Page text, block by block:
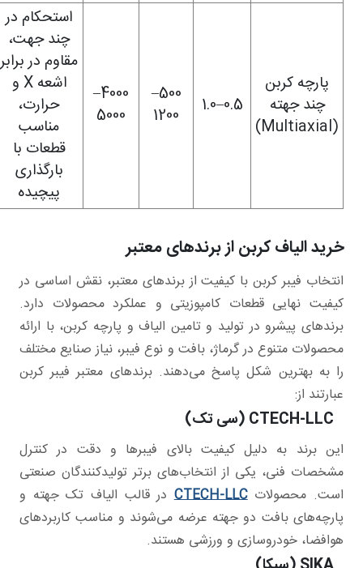
پارچه کربن
چند جهته
0.5–1.0
500–
1200
4000–
5000
استحکام در
چند جهت،
مقاوم در برابر
اشعه X و
حرارت،
مناسب
قطعات با
بارگذاری
پیچیده
خرید الیاف کربن از برندهای معتبر
انتخاب فیبر کربن با کیفیت از برندهای معتبر، نقش اساسی در
کیفیت نهایی قطعات کامپوزیتی و عملکرد محصولات دارد.
برندهای پیشرو در تولید و تامین الیاف و پارچه کربن، با ارائه
محصولات متنوع در گرماژ، بافت و نوع فیبر، نیاز صنایع مختلف
را به بهترین شکل پاسخ می‌دهند. برندهای معتبر فیبر کربن
عبارتند از:
CTECH-LLC (سی تک)
این برند به دلیل کیفیت بالای فیبرها و دقت در کنترل
مشخصات فنی، یکی از انتخاب‌های برتر تولیدکنندگان صنعتی
است. محصولات CTECH-LLCدر قالب الیاف تک جهته و
پارچه‌های بافت دو جهته عرضه می‌شوند و مناسب کاربردهای
هوافضا، خودروسازی و ورزشی هستند.